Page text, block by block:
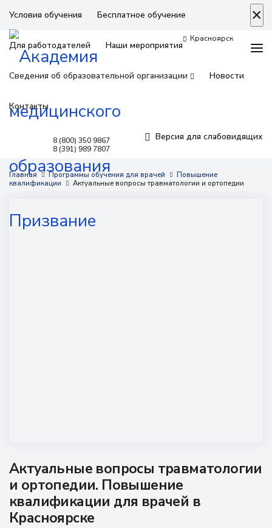
Условия обучения Бесплатное обучение
Для работодателей Наши мероприятия
Сведения об образовательной организации Новости
Контакты
Версия для слабовидящих
8 (800) 350 9867
8 (391) 989 7807
Красноярск
Программы обучения
Бесплатное обучение
Главная Программы обучения для врачей
Повышение
квалификации
Актуальные вопросы травматологии и ортопедии
Актуальные вопросы травматологии
и ортопедии. Повышение
квалификации для врачей в
Красноярске
×